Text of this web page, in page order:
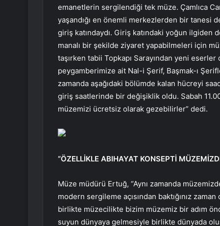
emanetlerin sergilendiği tek müze. Çamlıca
yaşandığı en önemli merkezlerden bir tanesi
giriş katındaydı. Giriş katındaki yoğun ilgiden
manalı bir şekilde ziyaret yapabilmeleri için
taşırken tabii Topkapı Sarayından yeni
peygamberimize ait Nal-i Şerif, Başmak-ı
zamanda aşağıdaki bölümde kalan hücreyi
giriş saatlerinde bir değişiklik oldu. Sabah
müzemizi ücretsiz olarak gezebilirler” dedi.
“ÖZELLİKLE ABIHAYAT KONSEPTİ
Müze müdürü Ertuğ, “Aynı zamanda
modern sergileme açısından baktığınız
birlikte müzecilikte bizim müzemiz bir adım
suyun dünyaya gelmesiyle birlikte dünyada